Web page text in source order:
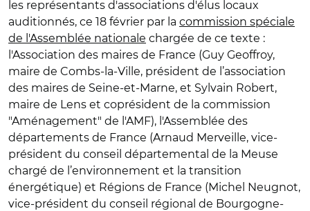
les représentants d'associations d'élus locaux
auditionnés, ce 18 février par la commission spéciale
de l'Assemblée nationale chargée de ce texte :
l'Association des maires de France (Guy Geoffroy,
maire de Combs-la-Ville, président de l’association
des maires de Seine-et-Marne, et Sylvain Robert,
maire de Lens et coprésident de la commission
"Aménagement" de l'AMF), l'Assemblée des
départements de France (Arnaud Merveille, vice-
président du conseil départemental de la Meuse
chargé de l’environnement et la transition
énergétique) et Régions de France (Michel Neugnot,
vice-président du conseil régional de Bourgogne-